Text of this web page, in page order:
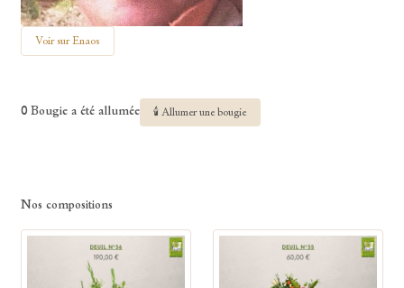
Voir sur Enaos
0 Bougie a été allumée 🕯 Allumer une bougie
Nos compositions